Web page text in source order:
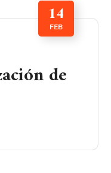
14
FEB
de